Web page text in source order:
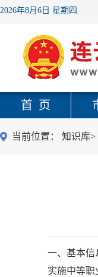
2026年8月6日 星期四
首 页
当前位置： 知识库>
一、基本信
实施中等